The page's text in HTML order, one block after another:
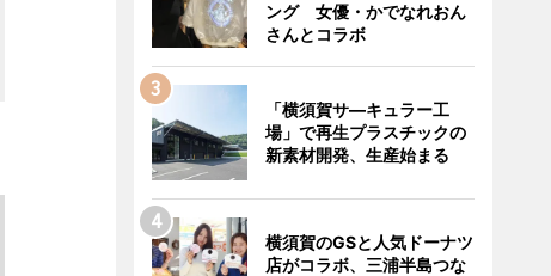
ング 女優・かでなれおん
さんとコラボ
「横須賀サ―キュラー工
場」で再生プラスチックの
新素材開発、生産始まる
横須賀のGSと人気ドーナツ
店がコラボ、三浦半島つな